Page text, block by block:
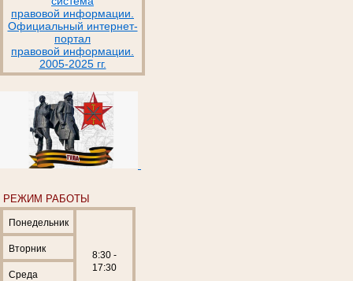
правовой информации.
Официальный интернет-
портал
правовой информации.
2005-2025 гг.
РЕЖИМ РАБОТЫ
Понедельник
8:30 -
17:30
Вторник
Среда